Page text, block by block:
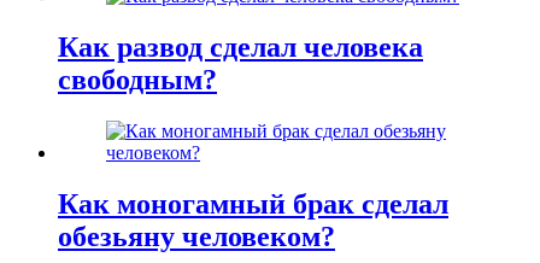
Как развод сделал человека
свободным?
Как моногамный брак сделал
обезьяну человеком?